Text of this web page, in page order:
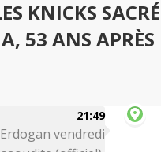
KNICKS
53 ANS APRÈS
21:49
vendredi